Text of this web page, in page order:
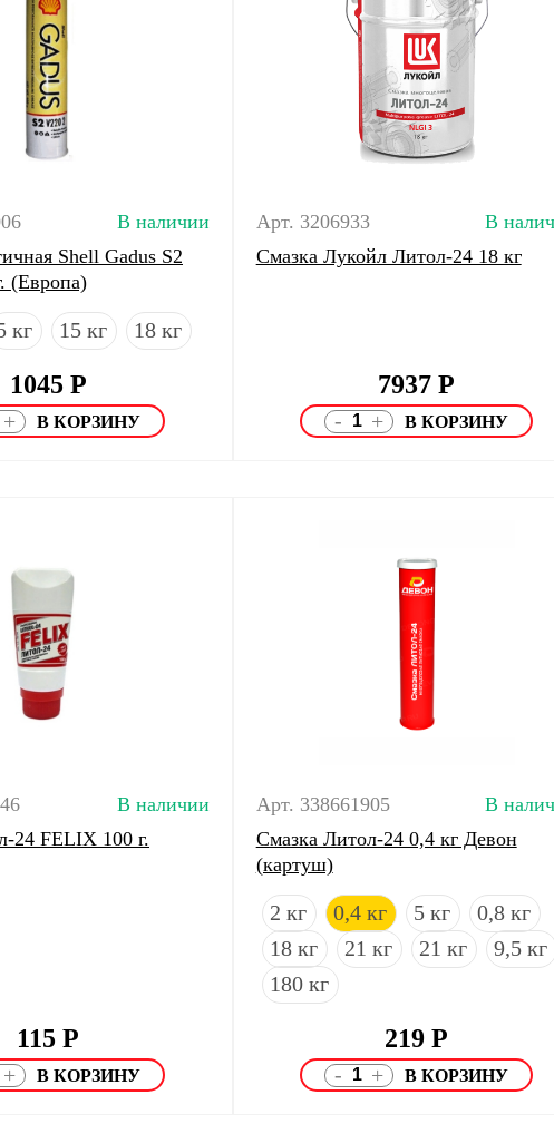
В наличии
Shell Gadus S2
(Европа)
кг 15 кг 18 кг
1045 Р
+
Арт. 3206933
В
Смазка Лукойл Литол-24 18 кг
7937Р
- +
В наличии
24 FELIX 100 г.
115Р
+
Арт. 338661905
В
Смазка Литол-24 0,4 кг Девон
(картуш)
2 кг 0,4 кг 5 кг
0,8 кг
18 кг
21 кг 21 кг
9,5 кг
180 кг
219Р
- +